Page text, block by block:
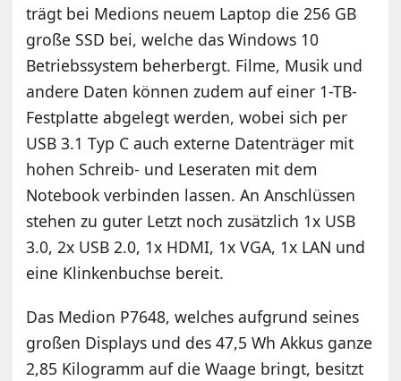
trägt bei Medions neuem Laptop die 256 GB
große SSD bei, welche das Windows 10
Betriebssystem beherbergt. Filme, Musik und
andere Daten können zudem auf einer 1-TB-
Festplatte abgelegt werden, wobei sich per
USB 3.1 Typ C auch externe Datenträger mit
hohen Schreib- und Leseraten mit dem
Notebook verbinden lassen. An Anschlüssen
stehen zu guter Letzt noch zusätzlich 1x USB
3.0, 2x USB 2.0, 1x HDMI, 1x VGA, 1x LAN und
eine Klinkenbuchse bereit.
Das Medion P7648, welches aufgrund seines
großen Displays und des 47,5 Wh Akkus ganze
2,85 Kilogramm auf die Waage bringt, besitzt